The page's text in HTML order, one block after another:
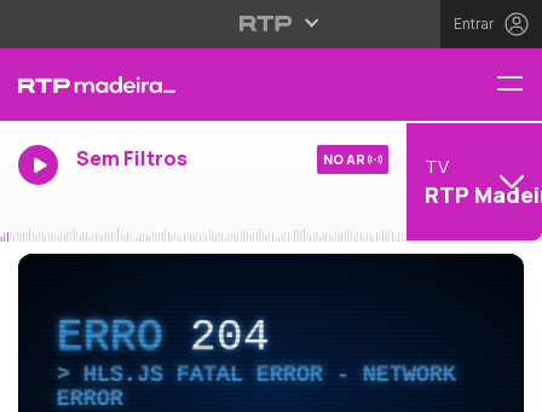
Entrar
Sem Filtros NO AR TV
RTP
ERRO204
HLS.JS FATAL ERROR - NETWORK
ERROR